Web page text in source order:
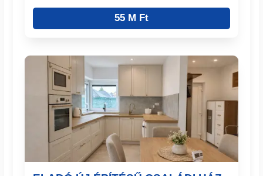
55 M Ft